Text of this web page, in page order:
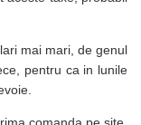
mai mari, de genul
pentru ca in lunile